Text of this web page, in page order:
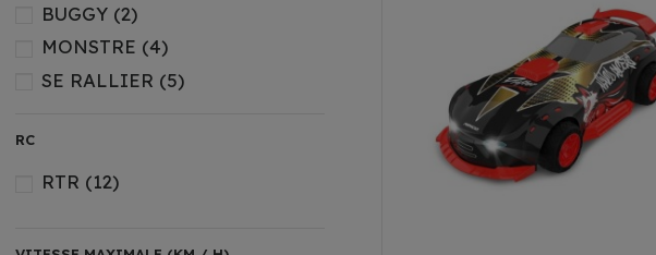
BUGGY (2)
MONSTRE (4)
SE RALLIER (5)
Véhicule électrique
RC
RTR (12)